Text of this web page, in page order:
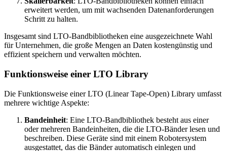
erweitert werden, um mit wachsenden Datenanforderungen
Schritt zu halten.
Insgesamt sind LTO-Bandbibliotheken eine ausgezeichnete Wahl
für Unternehmen, die große Mengen an Daten kostengünstig und
effizient speichern und verwalten möchten.
Funktionsweise einer LTO Library
Die Funktionsweise einer LTO (Linear Tape-Open) Library umfasst
mehrere wichtige Aspekte:
Bandeinheit: Eine LTO-Bandbibliothek besteht aus einer
oder mehreren Bandeinheiten, die die LTO-Bänder lesen und
beschreiben. Diese Geräte sind mit einem Robotersystem
ausgestattet, das die Bänder automatisch einlegen und